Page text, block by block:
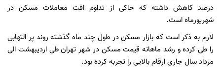
درصد کاهش داشته که حاکی از تداوم افت معاملات مسکن در
شهریورماه است.
لازم به ذکر است که بازار مسکن در طول چند ماه گذشته روند پر التهابی
را طی کرده و رشد ماهانه قیمت مسکن در شهر تهران طی اردیبهشت الی
مرداد سال جاری ارقام بالایی را تجربه کرده بود.